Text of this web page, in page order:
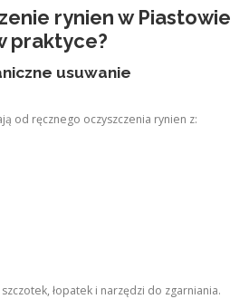
rynien w Piastowie
praktyce?
usuwanie
od ręcznego oczyszczenia rynien z:
łopatek i narzędzi do zgarniania.